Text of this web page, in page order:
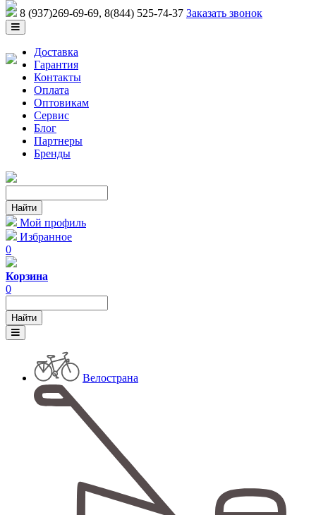
8 (937)269-69-69, 8(844) 525-74-37 Заказать звонок
Доставка
Гарантия
Контакты
Оплата
Оптовикам
Сервис
Блог
Партнеры
Бренды
Мой профиль
Избранное
0
Корзина
0
Велострана